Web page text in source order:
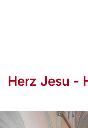
Herz Jesu -